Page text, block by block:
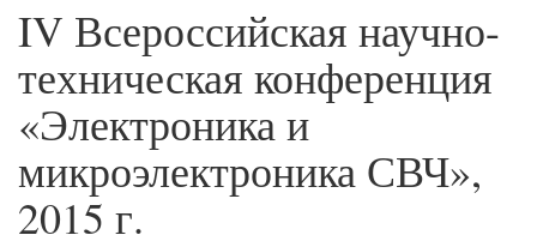
IV Всероссийская научно-
техническая конференция
«Электроника и
микроэлектроника СВЧ»,
2015 г.